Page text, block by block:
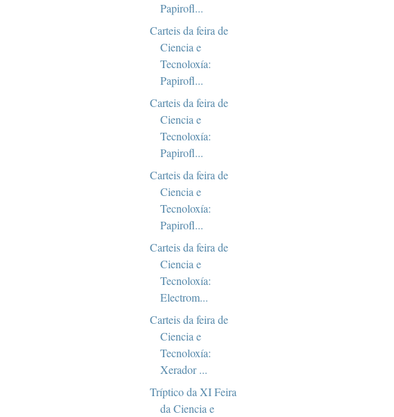
Papirofl...
Carteis da feira de
Ciencia e
Tecnoloxía:
Papirofl...
Carteis da feira de
Ciencia e
Tecnoloxía:
Papirofl...
Carteis da feira de
Ciencia e
Tecnoloxía:
Papirofl...
Carteis da feira de
Ciencia e
Tecnoloxía:
Electrom...
Carteis da feira de
Ciencia e
Tecnoloxía:
Xerador ...
Tríptico da XI Feira
da Ciencia e